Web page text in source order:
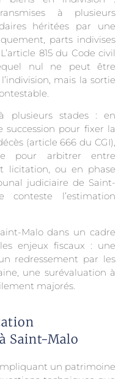
à plusieurs
héritées par une
parts indivises
815 du Code civil
nul ne peut être
mais la sortie
plusieurs stades : en
pour fixer la
(article 666 du CGI),
pour arbitrer entre
licitation, ou en phase
judiciaire de Saint-
conteste l’estimation
Malo dans un cadre
enjeux fiscaux : une
redressement par les
une surévaluation à
majorés.
Saint-Malo
un patrimoine